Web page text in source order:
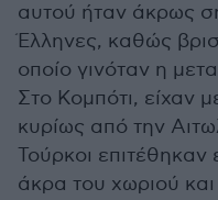
αυτού ήταν άκρως
Έλληνες, καθώς
οποίο γινόταν η
Στο Κομπότι, είχαν
κυρίως από την
Τούρκοι
άκρα του χωριού